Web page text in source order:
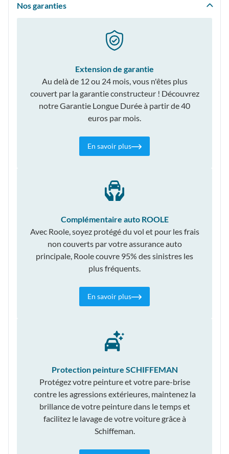
Nos garanties
Extension de garantie
Au delà de 12 ou 24 mois, vous n'êtes plus
couvert par la garantie constructeur ! Découvrez
notre Garantie Longue Durée à partir de 40
euros par mois.
En savoir plus
Complémentaire auto ROOLE
Avec Roole, soyez protégé du vol et pour les frais
non couverts par votre assurance auto
principale, Roole couvre 95% des sinistres les
plus fréquents.
En savoir plus
Protection peinture SCHIFFEMAN
Protégez votre peinture et votre pare-brise
contre les agressions extérieures, maintenez la
brillance de votre peinture dans le temps et
facilitez le lavage de votre voiture grâce à
Schiffeman.